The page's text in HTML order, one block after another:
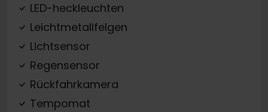
LED-heckleuchten
Leichtmetallfelgen
Lichtsensor
Regensensor
Rückfahrkamera
Tempomat